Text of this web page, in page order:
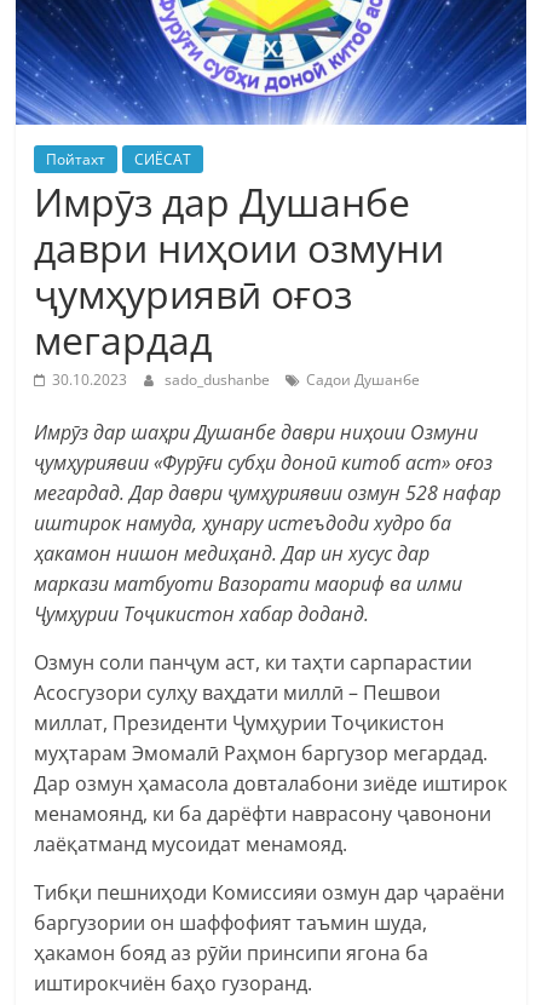
Пойтахт СИЁСАТ
Имрӯз дар Душанбе
даври ниҳоии озмуни
ҷумҳуриявӣ оғоз
мегардад
30.10.2023 sado_dushanbe Садои Душанбе
Имрӯз дар шаҳри Душанбе даври ниҳоии Озмуни
ҷумҳуриявии «Фурӯғи субҳи доноӣ китоб аст» оғоз
мегардад. Дар даври ҷумҳуриявии озмун 528 нафар
иштирок намуда, ҳунару истеъдоди худро ба
ҳакамон нишон медиҳанд. Дар ин хусус дар
маркази матбуоти Вазорати маориф ва илми
Ҷумҳурии Тоҷикистон хабар доданд.
Озмун соли панҷум аст, ки таҳти сарпарастии
Асосгузори сулҳу ваҳдати миллӣ – Пешвои
миллат, Президенти Ҷумҳурии Тоҷикистон
муҳтарам Эмомалӣ Раҳмон баргузор мегардад.
Дар озмун ҳамасола довталабони зиёде иштирок
менамоянд, ки ба дарёфти наврасону ҷавонони
лаёқатманд мусоидат менамояд.
Тибқи пешниҳоди Комиссияи озмун дар ҷараёни
баргузории он шаффофият таъмин шуда,
ҳакамон бояд аз рӯйи принсипи ягона ба
иштирокчиён баҳо гузоранд.